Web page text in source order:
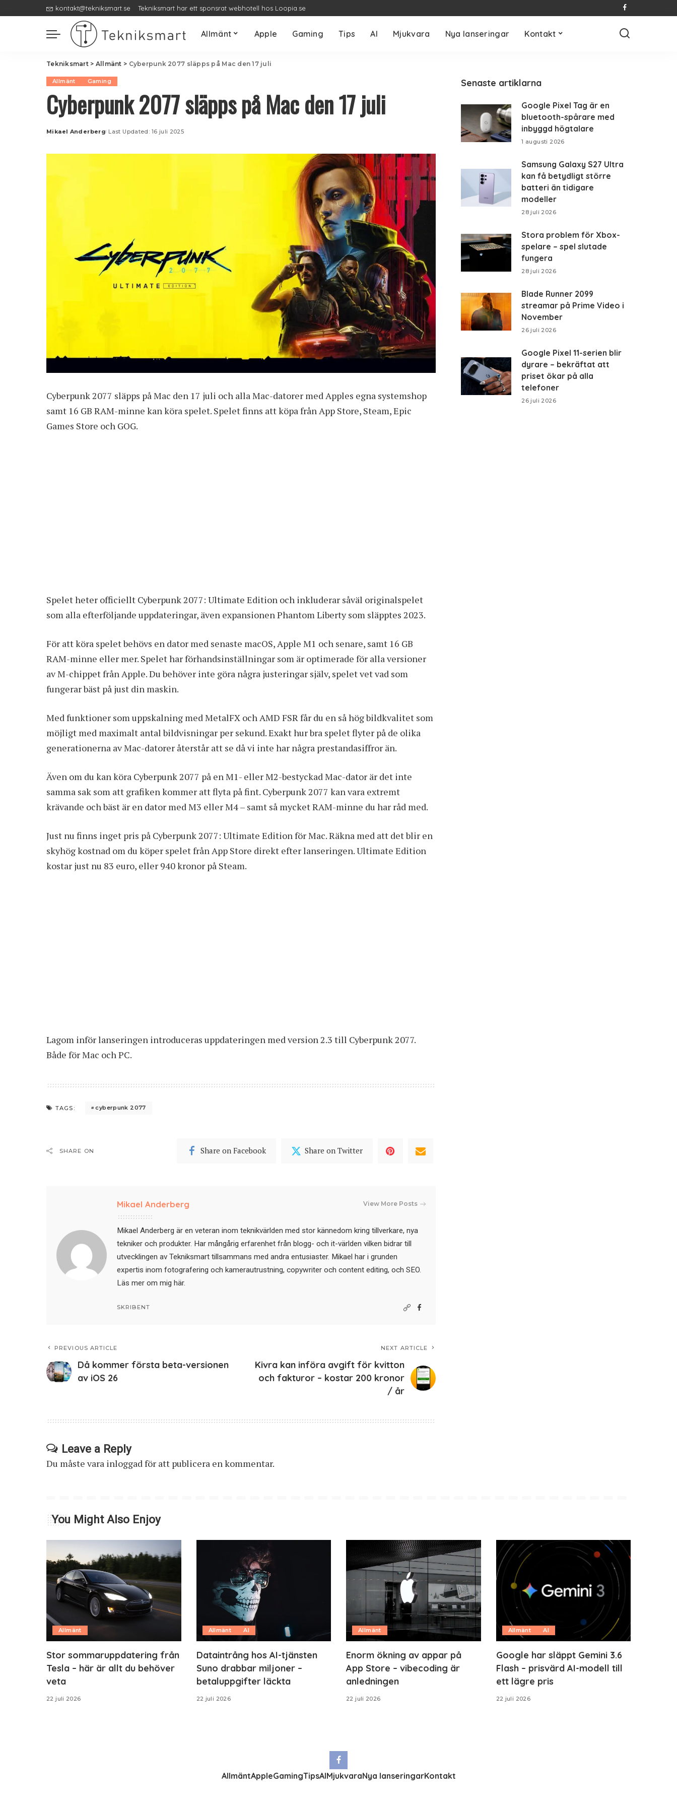
kontakt@tekniksmart.se Tekniksmart har ett sponsrat webhotell hos Loopia.se
Allmänt Apple Gaming Tips AI Mjukvara Nya lanseringar Kontakt
Tekniksmart> Allmänt > Cyberpunk 2077 släpps på Mac den 17 juli
Allmänt Gaming
Cyberpunk 2077 släpps på Mac den 17 juli
Posted
Mikael Anderberg Last Updated: 16 juli 2025
Cyberpunk 2077 släpps på Mac den 17 juli och alla Mac-datorer med Apples egna systemshop
samt 16 GB RAM-minne kan köra spelet. Spelet finns att köpa från App Store, Steam, Epic
Games Store och GOG.
Spelet heter officiellt Cyberpunk 2077: Ultimate Edition och inkluderar såväl originalspelet
som alla efterföljande uppdateringar, även expansionen Phantom Libertysom släpptes 2023.
För att köra spelet behövs en dator med senaste macOS, Apple M1 och senare, samt 16 GB
RAM-minne eller mer. Spelet har förhandsinställningar som är optimerade för alla versioner
av M-chippet från Apple. Du behöver inte göra några justeringar själv, spelet vet vad som
fungerar bäst på just din maskin.
Med funktioner som uppskalning med MetalFX och AMD FSR får du en så hög bildkvalitet som
möjligt med maximalt antal bildvisningar per sekund. Exakt hur bra spelet flyter på de olika
generationerna av Mac-datorer återstår att se då vi inte har några prestandasiffror än.
Även om du kan köra Cyberpunk 2077 på en M1- eller M2-bestyckad Mac-dator är det inte
samma sak som att grafiken kommer att flyta på fint. Cyberpunk 2077 kan vara extremt
krävande och bäst är en dator med M3 eller M4 – samt så mycket RAM-minne du har råd med.
Just nu finns inget pris på Cyberpunk 2077: Ultimate Edition för Mac. Räkna med att det blir en
skyhög kostnad om du köper spelet från App Store direkt efter lanseringen.Ultimate Edition
kostar just nu 83 euro, eller 940 kronor på Steam.
Lagom inför lanseringen introduceras uppdateringen med version 2.3 till Cyberpunk 2077.
Både för Mac och PC.
TAGS: cyberpunk 2077
SHARE ON Share on Facebook Share on Twitter
Mikael Anderberg View More Posts
Mikael Anderberg är en veteran inom teknikvärlden med stor kännedom kring tillverkare, nya
tekniker och produkter. Har mångårig erfarenhet från blogg- och it-världen vilken bidrar till
utvecklingen av Tekniksmart tillsammans med andra entusiaster. Mikael har i grunden
expertis inom fotografering och kamerautrustning, copywriter och content editing, och SEO.
Läs mer om mig här.
SKRIBENT
PREVIOUS ARTICLE
Då kommer första beta-versionen
av iOS 26
NEXT ARTICLE
Kivra kan införa avgift för kvitton
och fakturor – kostar 200 kronor
/ år
Leave a Reply
Du måste vara inloggadför att publicera en kommentar.
Senaste artiklarna
Google Pixel Tag är en
bluetooth-spårare med
inbyggd högtalare
1 augusti 2026
Samsung Galaxy S27 Ultra
kan få betydligt större
batteri än tidigare
modeller
28 juli 2026
Stora problem för Xbox-
spelare – spel slutade
fungera
28 juli 2026
Blade Runner 2099
streamar på Prime Video i
November
26 juli 2026
Google Pixel 11-serien blir
dyrare – bekräftat att
priset ökar på alla
telefoner
26 juli 2026
You Might Also Enjoy
Allmänt
Stor sommaruppdatering från
Tesla – här är allt du behöver
veta
22 juli 2026
Allmänt AI
Dataintrång hos AI-tjänsten
Suno drabbar miljoner –
betaluppgifter läckta
22 juli 2026
Allmänt
Enorm ökning av appar på
App Store – vibecoding är
anledningen
22 juli 2026
Allmänt AI
Google har släppt Gemini 3.6
Flash – prisvärd AI-modell till
ett lägre pris
22 juli 2026
AllmäntAppleGamingTipsAIMjukvaraNya lanseringarKontakt